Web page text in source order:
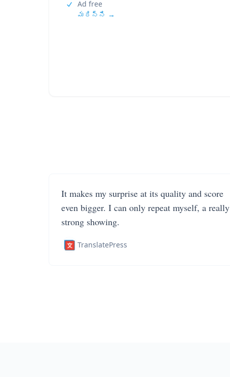
Ad free
మరిన్ని →
It makes my surprise at its quality and score
even bigger. I can only repeat myself, a really
strong showing.
TranslatePress